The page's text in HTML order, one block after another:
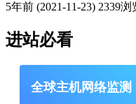
5年前 (2021-11-23) 2339浏
进站必看
全球主机网络监测